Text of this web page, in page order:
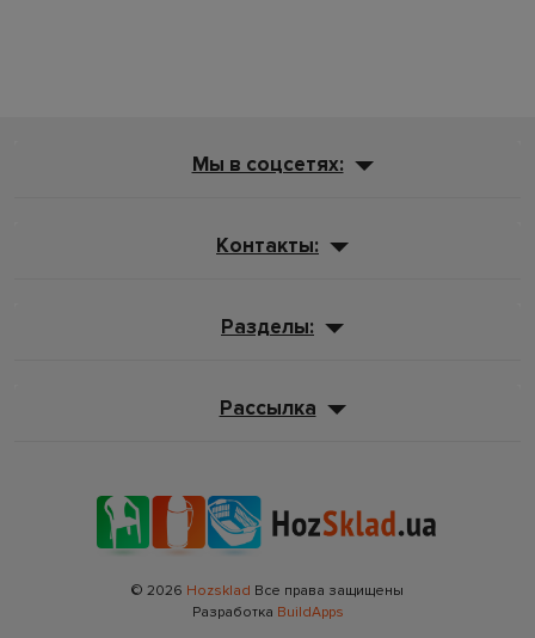
Мы в соцсетях:
Контакты:
Разделы:
Рассылка
© 2026 Hozsklad Все права защищены
Разработка BuildApps